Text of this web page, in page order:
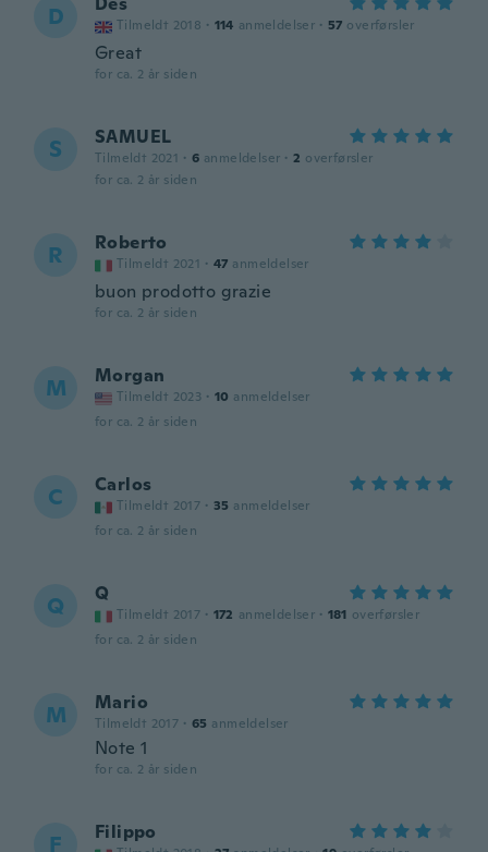
D Tilmeldt 2018 · 114 anmeldelser · 57 overførsler
Great
for ca. 2 år siden
S SAMUEL
Tilmeldt 2021 · 6 anmeldelser · 2 overførsler
for ca. 2 år siden
R Roberto
Tilmeldt 2021 · 47 anmeldelser
buon prodotto grazie
for ca. 2 år siden
M Morgan
Tilmeldt 2023 · 10 anmeldelser
for ca. 2 år siden
C Carlos
Tilmeldt 2017 · 35 anmeldelser
for ca. 2 år siden
Q Q
Tilmeldt 2017 · 172 anmeldelser · 181 overførsler
for ca. 2 år siden
M Mario
Tilmeldt 2017 · 65 anmeldelser
Note 1
for ca. 2 år siden
F Filippo